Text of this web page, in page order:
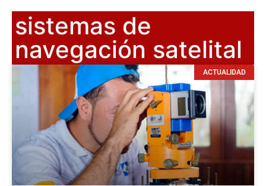
sistemas de
navegación satelital
ACTUALIDAD